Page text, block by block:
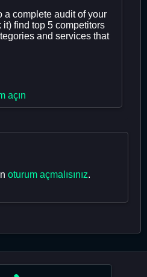
a complete audit of your
find top 5 competitors
and services that
açın
oturum açmalısınız.